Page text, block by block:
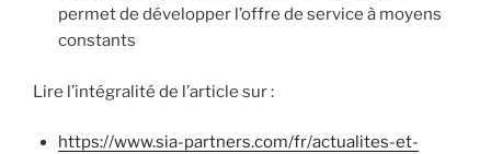
permet de développer l’offre de service à moyens
constants
Lire l’intégralité de l’article sur :
https://www.sia-partners.com/fr/actualites-et-